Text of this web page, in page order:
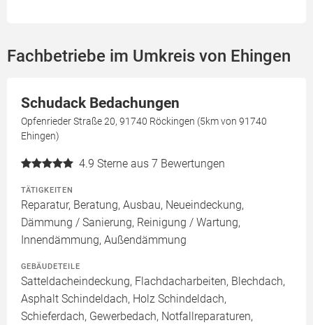
Fachbetriebe im Umkreis von Ehingen
Schudack Bedachungen
Opfenrieder Straße 20, 91740 Röckingen (5km von 91740
Ehingen)
4.9 Sterne aus 7 Bewertungen
TÄTIGKEITEN
Reparatur, Beratung, Ausbau, Neueindeckung,
Dämmung / Sanierung, Reinigung / Wartung,
Innendämmung, Außendämmung
GEBÄUDETEILE
Satteldacheindeckung, Flachdacharbeiten, Blechdach,
Asphalt Schindeldach, Holz Schindeldach,
Schieferdach, Gewerbedach, Notfallreparaturen,